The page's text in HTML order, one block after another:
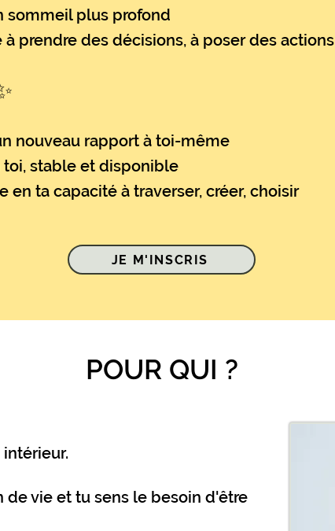
sommeil plus profond
prendre des décisions, à poser des actions
nouveau rapport à toi-même
toi, stable et disponible
en ta capacité à traverser, créer, choisir
JE M'INSCRIS
POUR QUI ?
de vie et tu sens le besoin d'être